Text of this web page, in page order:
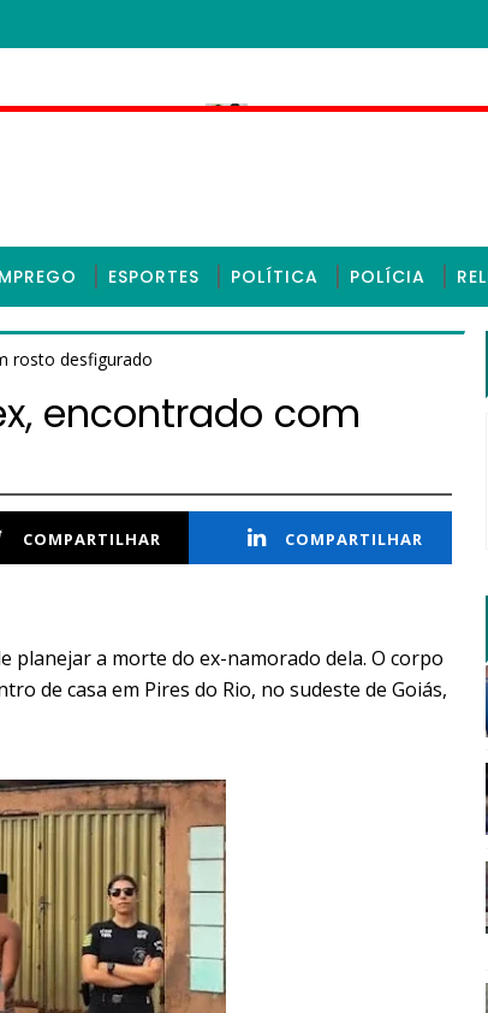
ESPORTES POLÍTICA POLÍCIA
rosto desfigurado
encontrado com
COMPARTILHAR COMPARTILHAR
planejar a morte do ex-namorado dela. O corpo
de casa em Pires do Rio, no sudeste de Goiás,